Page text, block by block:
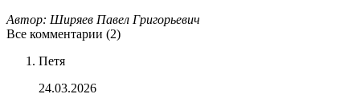
Автор: Ширяев Павел Григорьевич
Все комментарии (2)
Петя
24.03.2026